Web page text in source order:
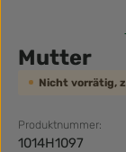
Mutter
Nicht vorrätig,
Produktnummer:
1014H1097